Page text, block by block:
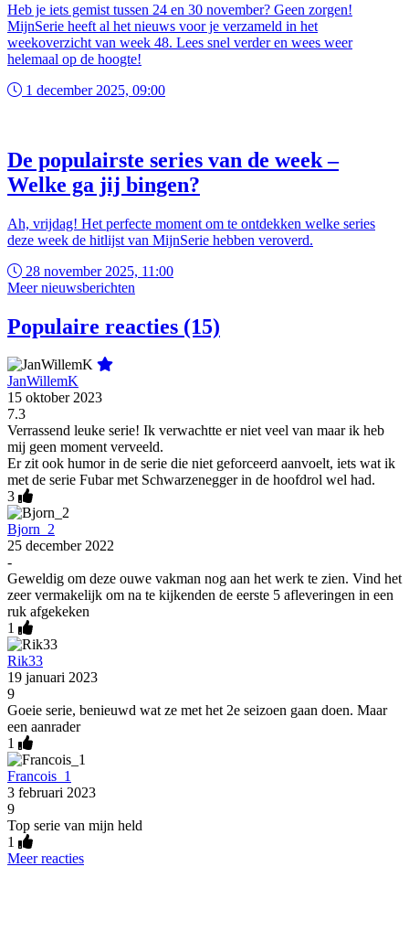
Heb je iets gemist tussen 24 en 30 november? Geen zorgen!
MijnSerie heeft al het nieuws voor je verzameld in het
weekoverzicht van week 48. Lees snel verder en wees weer
helemaal op de hoogte!
1 december 2025, 09:00
De populairste series van de week –
Welke ga jij bingen?
Ah, vrijdag! Het perfecte moment om te ontdekken welke series
deze week de hitlijst van MijnSerie hebben veroverd.
28 november 2025, 11:00
Meer nieuwsberichten
Populaire reacties (15)
JanWillemK
15 oktober 2023
7.3
Verrassend leuke serie! Ik verwachtte er niet veel van maar ik heb
mij geen moment verveeld.
Er zit ook humor in de serie die niet geforceerd aanvoelt, iets wat ik
met de serie Fubar met Schwarzenegger in de hoofdrol wel had.
3
Bjorn_2
25 december 2022
-
Geweldig om deze ouwe vakman nog aan het werk te zien. Vind het
zeer vermakelijk om na te kijkenden de eerste 5 afleveringen in een
ruk afgekeken
1
Rik33
19 januari 2023
9
Goeie serie, benieuwd wat ze met het 2e seizoen gaan doen. Maar
een aanrader
1
Francois_1
3 februari 2023
9
Top serie van mijn held
1
Meer reacties